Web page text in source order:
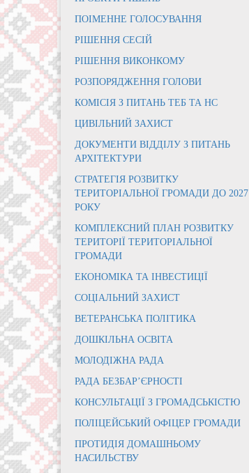
ПОІМЕННЕ ГОЛОСУВАННЯ
РІШЕННЯ СЕСІЙ
РІШЕННЯ ВИКОНКОМУ
РОЗПОРЯДЖЕННЯ ГОЛОВИ
КОМІСІЯ З ПИТАНЬ ТЕБ ТА НС
ЦИВІЛЬНИЙ ЗАХИСТ
ДОКУМЕНТИ ВІДДІЛУ З ПИТАНЬ
АРХІТЕКТУРИ
СТРАТЕГІЯ РОЗВИТКУ
ТЕРИТОРІАЛЬНОЇ ГРОМАДИ ДО 2027
РОКУ
КОМПЛЕКСНИЙ ПЛАН РОЗВИТКУ
ТЕРИТОРІЇ ТЕРИТОРІАЛЬНОЇ
ГРОМАДИ
ЕКОНОМІКА ТА ІНВЕСТИЦІЇ
СОЦІАЛЬНИЙ ЗАХИСТ
ВЕТЕРАНСЬКА ПОЛІТИКА
ДОШКІЛЬНА ОСВІТА
МОЛОДІЖНА РАДА
РАДА БЕЗБАР’ЄРНОСТІ
КОНСУЛЬТАЦІЇ З ГРОМАДСЬКІСТЮ
ПОЛІЦЕЙСЬКИЙ ОФІЦЕР ГРОМАДИ
ПРОТИДІЯ ДОМАШНЬОМУ
НАСИЛЬСТВУ